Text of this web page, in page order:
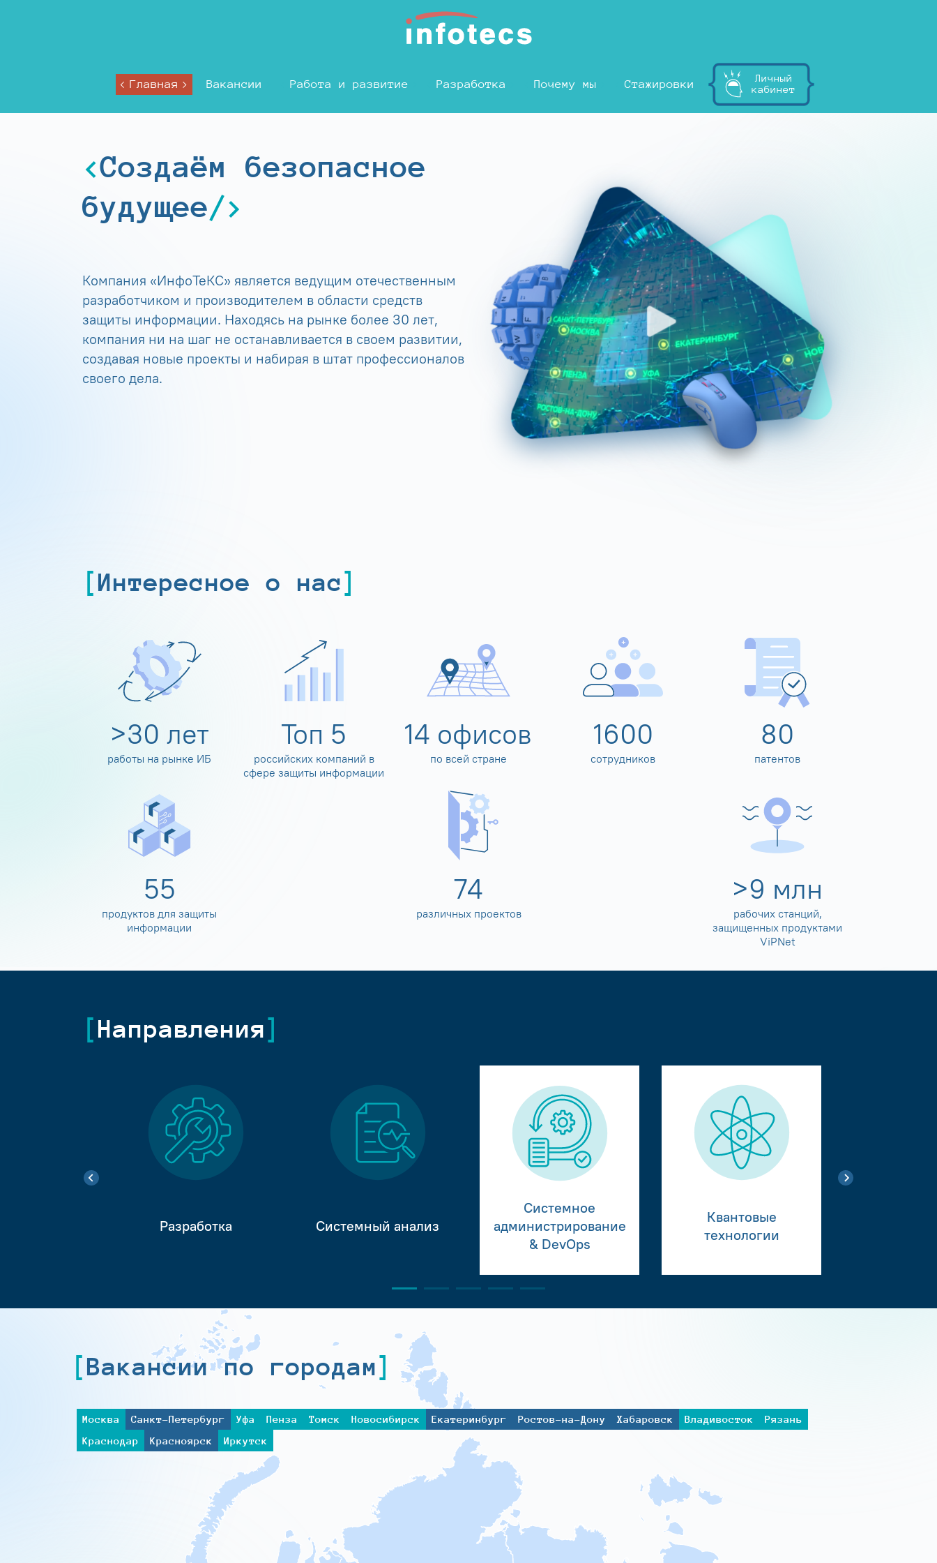
Главная Вакансии Работа и развитие Разработка Почему мы Стажировки
Личный
кабинет
Создаём безопасное
будущее
Компания «ИнфоТеКС» является ведущим отечественным
разработчиком и производителем в области средств
защиты информации. Находясь на рынке более 30 лет,
компания ни на шаг не останавливается в своем развитии,
создавая новые проекты и набирая в штат профессионалов
своего дела.
Интересное о нас
>30 лет
работы на рынке ИБ
Топ 5
российских компаний в
сфере защиты информации
14 офисов
по всей стране
1600
сотрудников
80
патентов
60
продуктов для защиты
информации
80
различных проектов
>10 млн
рабочих станций,
защищенных продуктами
ViPNet
Направления
Разработка Системный анализ
Системное
администрирование
& DevOps
Квантовые
технологии
Вакансии по городам
Москва Санкт-Петербург Уфа Пенза Томск Новосибирск Екатеринбург Ростов-на-Дону Хабаровск Владивосток
Рязань
Краснодар
Красноярск Иркутск